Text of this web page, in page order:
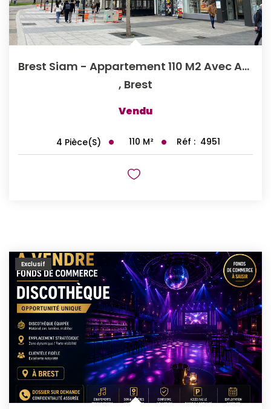
Brest Siam - Appartement 110 M2 Avec Ascenseur
, Brest
Vendu
4 Pièce(s) 110 M² Réf : 4951
Exclusif